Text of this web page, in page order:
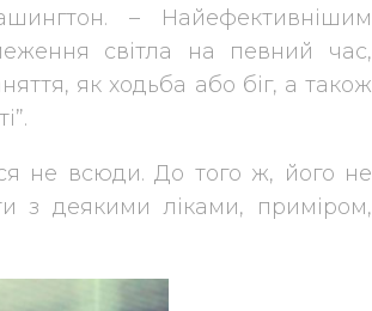
– Найефективнішим
світла на певний час,
як ходьба або біг, а також
не всюди. До того ж, його не
з деякими ліками, приміром,